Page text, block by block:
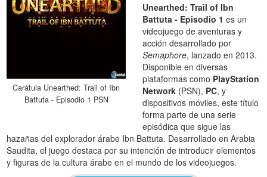
Carátula Unearthed: Trail of Ibn
Battuta - Episodio 1 PSN
Unearthed: Trail of Ibn
Battuta - Episodio 1 es un
videojuego de aventuras y
acción desarrollado por
Semaphore, lanzado en 2013.
Disponible en diversas
plataformas como PlayStation
Network (PSN), PC, y
dispositivos móviles, este título
forma parte de una serie
episódica que sigue las
hazañas del explorador árabe Ibn Battuta. Desarrollado en Arabia
Saudita, el juego destaca por su intención de introducir elementos
y figuras de la cultura árabe en el mundo de los videojuegos.